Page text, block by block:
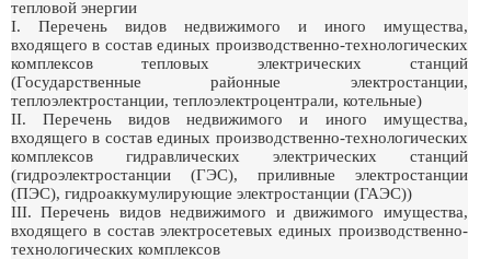
тепловой энергии
I. Перечень видов недвижимого и иного имущества,
входящего в состав единых производственно-технологических
комплексов тепловых электрических станций
(Государственные районные электростанции,
теплоэлектростанции, теплоэлектроцентрали, котельные)
II. Перечень видов недвижимого и иного имущества,
входящего в состав единых производственно-технологических
комплексов гидравлических электрических станций
(гидроэлектростанции (ГЭС), приливные электростанции
(ПЭС), гидроаккумулирующие электростанции (ГАЭС))
III. Перечень видов недвижимого и движимого имущества,
входящего в состав электросетевых единых производственно-
технологических комплексов